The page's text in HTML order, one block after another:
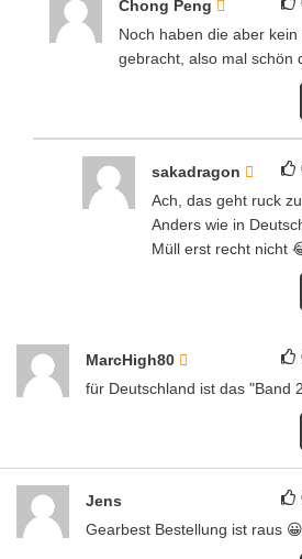
Chong Peng
Noch haben die aber
gebracht, also mal schön
sakadragon
Ach, das geht ruck
Anders wie in
Müll erst recht nicht
MarcHigh80
für Deutschland ist das "Band
Jens
Gearbest Bestellung ist raus 😀